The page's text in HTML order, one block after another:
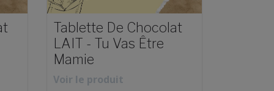
Tablette De Chocolat
LAIT - Tu Vas Être
Mamie
Voir le produit